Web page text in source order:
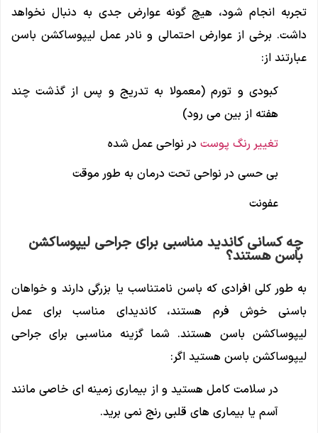
تجربه انجام شود، هیچ گونه عوارض جدی به دنبال نخواهد
داشت. برخی از عوارض احتمالی و نادر عمل لیپوساکشن باسن
عبارتند از:
کبودی و تورم (معمولا به تدریج و پس از گذشت چند
هفته از بین می رود)
تغییر رنگ پوست در نواحی عمل شده
بی حسی در نواحی تحت درمان به طور موقت
عفونت
چه کسانی کاندید مناسبی برای جراحی لیپوساکشن
باسن هستند؟
به طور کلی افرادی که باسن نامتناسب یا بزرگی دارند و خواهان
باسنی خوش فرم هستند، کاندیدای مناسب برای عمل
لیپوساکشن باسن هستند. شما گزینه مناسبی برای جراحی
لیپوساکشن باسن هستید اگر:
در سلامت کامل هستید و از بیماری زمینه ای خاصی مانند
آسم یا بیماری های قلبی رنج نمی برید.